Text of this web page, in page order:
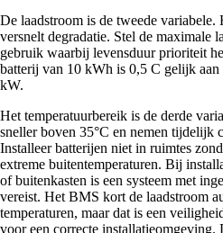
De laadstroom is de tweede
versnelt degradatie. Stel de maximale
gebruik waarbij levensduur prioriteit
batterij van 10 kWh is 0,5 C gelijk aan
kW.
Het temperatuurbereik is de derde
sneller boven 35°C en nemen tijdelijk
Installeer batterijen niet in ruimtes
extreme buitentemperaturen. Bij
of buitenkasten is een systeem met
vereist. Het BMS kort de laadstroom
temperaturen, maar dat is een
voor een correcte installatieomgeving.